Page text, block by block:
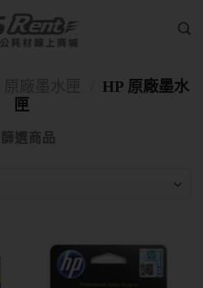
HP 原廠墨水
匣
篩選商品